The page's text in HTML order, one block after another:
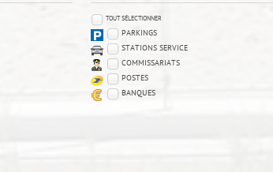
TOUT SÉLECTIONNER
PARKINGS
STATIONS SERVICE
COMMISSARIATS
POSTES
BANQUES